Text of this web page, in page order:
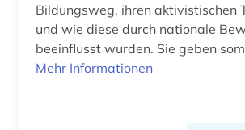
Bildungsweg, ihren aktivistischen
und wie diese durch nationale
beeinflusst wurden. Sie geben
Mehr Informationen